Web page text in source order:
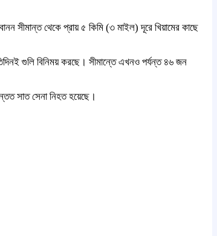
সীমান্ত থেকে প্রায় ৫ কিমি (৩ মাইল) দূরে খিয়ামের কাছে
গুলি বিনিময় করছে। সীমান্তে এখনও পর্যন্ত ৪৬ জন
সাত সেনা নিহত হয়েছে।